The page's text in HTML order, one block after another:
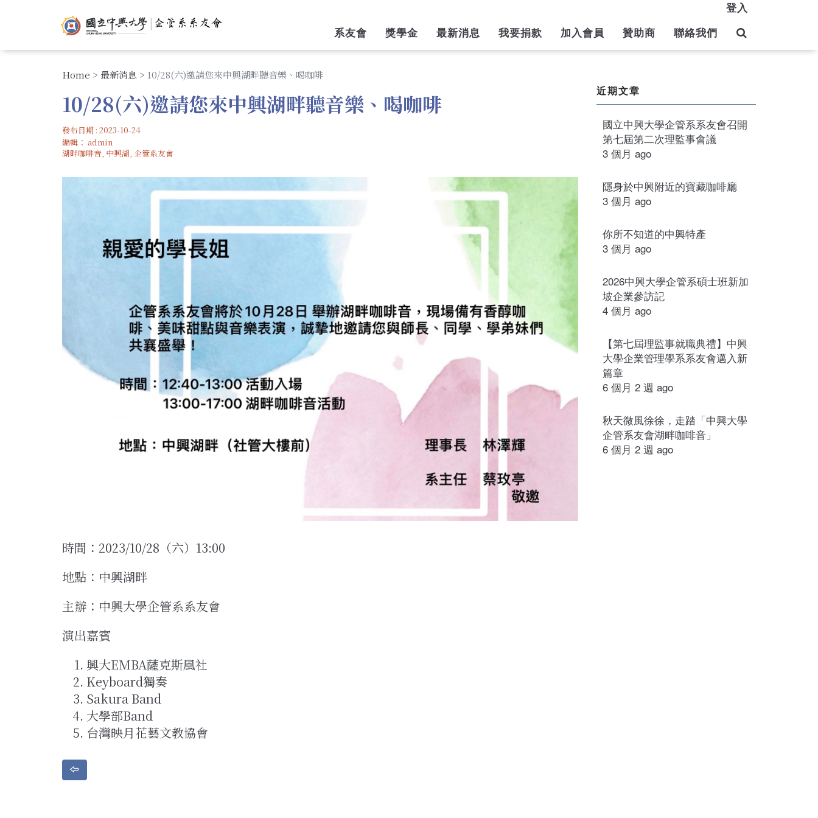
內
ACCOUNT
MENU
登入
系友會 獎學金 最新消息 我要捐款 加入會員 贊助商 聯絡我們
Home > 最新消息 > 10/28(六)邀請您來中興湖畔聽音樂、喝咖啡
10/28(六)邀請您來中興湖畔聽音樂、喝咖啡
發布日期 : 2023-10-24
編輯： admin
湖畔咖啡音, 中興湖, 企管系友會
時間：2023/10/28（六）13:00
地點：中興湖畔
主辦：中興大學企管系系友會
演出嘉賓
興大EMBA薩克斯風社
Keyboard獨奏
Sakura Band
大學部Band
台灣映月花藝文教協會
近期文章
國立中興大學企管系系友會召開
第七屆第二次理監事會議
3 個月 ago
隱身於中興附近的寶藏咖啡廳
3 個月 ago
你所不知道的中興特產
3 個月 ago
2026中興大學企管系碩士班新加
坡企業參訪記
4 個月 ago
【第七屆理監事就職典禮】中興
大學企業管理學系系友會邁入新
篇章
6 個月 2 週 ago
秋天微風徐徐，走踏「中興大學
企管系友會湖畔咖啡音」
6 個月 2 週 ago